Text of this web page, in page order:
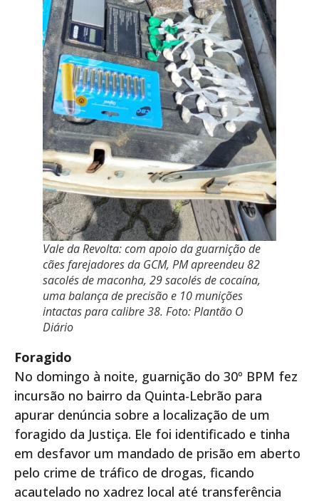
Vale da Revolta: com apoio da guarnição de
cães farejadores da GCM, PM apreendeu 82
sacolés de maconha, 29 sacolés de cocaína,
uma balança de precisão e 10 munições
intactas para calibre 38. Foto: Plantão O
Diário
Foragido
No domingo à noite, guarnição do 30º BPM fez
incursão no bairro da Quinta-Lebrão para
apurar denúncia sobre a localização de um
foragido da Justiça. Ele foi identificado e tinha
em desfavor um mandado de prisão em aberto
pelo crime de tráfico de drogas, ficando
acautelado no xadrez local até transferência